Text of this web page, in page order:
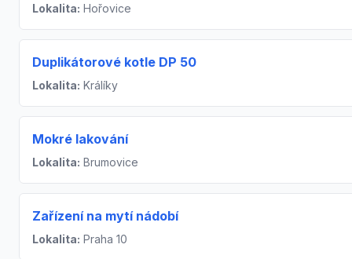
Lokalita: Hořovice
Duplikátorové kotle DP 50
Lokalita: Králíky
Mokré lakování
Lokalita: Brumovice
Zařízení na mytí nádobí
Lokalita: Praha 10